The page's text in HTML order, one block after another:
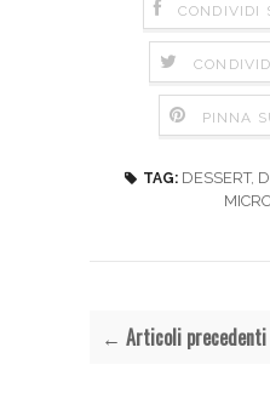
CONDIVIDI
PINNA
TAG: DESSERT,
← Articoli precedenti